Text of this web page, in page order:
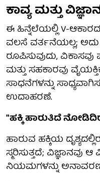
ಕಾವ್ಯ ಮತ್ತು
ಈ ಹಿನ್ನೆಲೆಯಲ್ಲಿ V-
ವಲಸೆ ವರ್ತನೆಯಲ್ಲ; ಅದು
ರೂಪಿಸುವುದು, ವಿಕಾಸವು
ಮತ್ತು ಸಹಕಾರವು
ಸಾಧನೆಗಳನ್ನು
ಉದಾಹರಣೆ.
"ಹಕ್ಕಿ ಹಾರುತಿದೆ
ಹಾರುವ ಹಕ್ಕಿಯ
ಸ್ಮರಿಸುತ್ತದೆ; ವಿಜ್ಞಾನವು
ನಿಯಮಗಳನ್ನು